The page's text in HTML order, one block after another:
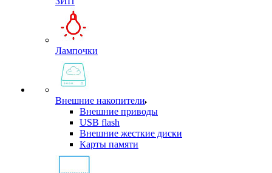
Лампочки
Внешние накопители
Внешние приводы
USB flash
Внешние жесткие диски
Карты памяти